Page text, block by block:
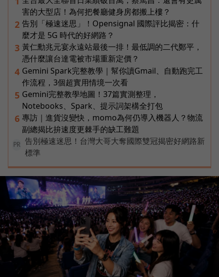
害的大型店！為何把餐廳健身房都搬上樓？
2 告別「極速迷思」！Opensignal 國際評比揭密：什
麼才是 5G 時代的好網路？
3 黃仁勳兆元宴永遠站最後一排！最低調的二代鄭平，
憑什麼讓台達電被市場重新定價？
4 Gemini Spark完整教學｜幫你讀Gmail、自動跑完工
作流程，3個超實用情境一次看
5 Gemini完整教學地圖！37篇實測整理，
Notebooks、Spark、提示詞架構全打包
6 專訪｜進貨沒變快，momo為何仍導入機器人？物流
副總揭比拚速度更棘手的缺工難題
PR
告別極速迷思！台灣大哥大奪國際雙冠揭密好網路新
標準